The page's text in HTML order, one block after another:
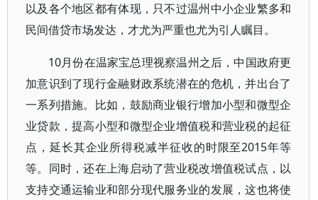
以及各个地区都有体现，只不过温州中小企业繁多和
民间借贷市场发达，才尤为严重也尤为引人瞩目。
10月份在温家宝总理视察温州之后，中国政府更
加意识到了现行金融财政系统潜在的危机，并出台了
一系列措施。比如，鼓励商业银行增加小型和微型企
业贷款，提高小型和微型企业增值税和营业税的起征
点，延长其企业所得税减半征收的时限至2015年等
等。同时，还在上海启动了营业税改增值税试点，以
支持交通运输业和部分现代服务业的发展，这也将使